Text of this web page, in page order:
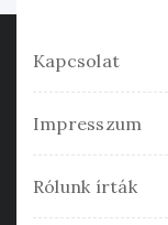
Kapcsolat
Impresszum
Rólunk írták